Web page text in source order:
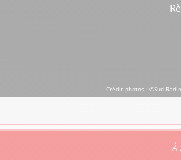
Crédit photos : ©Sud
À